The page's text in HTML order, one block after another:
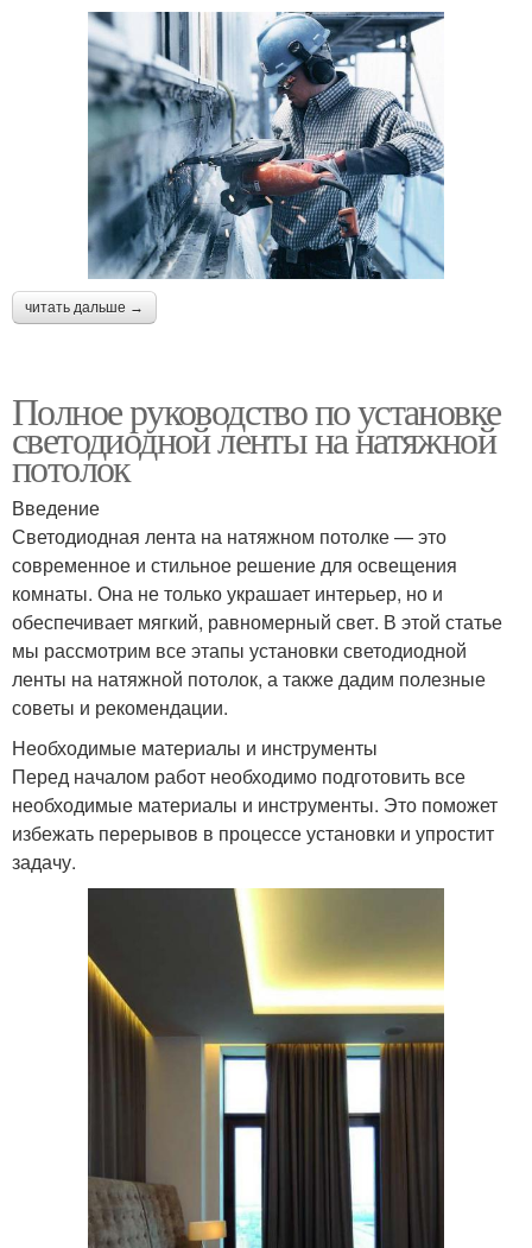
читать дальше →
Полное руководство по установке
светодиодной ленты на натяжной
потолок
Введение
Светодиодная лента на натяжном потолке — это
современное и стильное решение для освещения
комнаты. Она не только украшает интерьер, но и
обеспечивает мягкий, равномерный свет. В этой статье
мы рассмотрим все этапы установки светодиодной
ленты на натяжной потолок, а также дадим полезные
советы и рекомендации.
Необходимые материалы и инструменты
Перед началом работ необходимо подготовить все
необходимые материалы и инструменты. Это поможет
избежать перерывов в процессе установки и упростит
задачу.